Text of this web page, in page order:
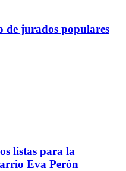
de jurados populares
listas para la
Eva Perón